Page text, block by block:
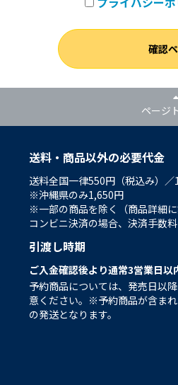
確認
ページ
送料・商品以外の必要代金
送料全国一律550円（税込み）／
※沖縄県のみ1,650円
※一部の商品を除く（商品詳細に
コンビニ決済の場合、決済手数料
引渡し時期
ご入金確認後より通常3営業日以
予約商品については、発売日以
意ください。※予約商品が含ま
の発送となります。